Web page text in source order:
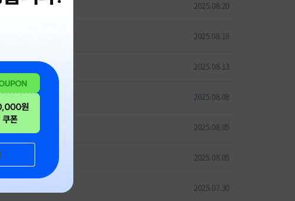
2025.08.20
2025.08.18
2025.08.13
2025.08.08
2025.08.05
2025.08.05
2025.07.30